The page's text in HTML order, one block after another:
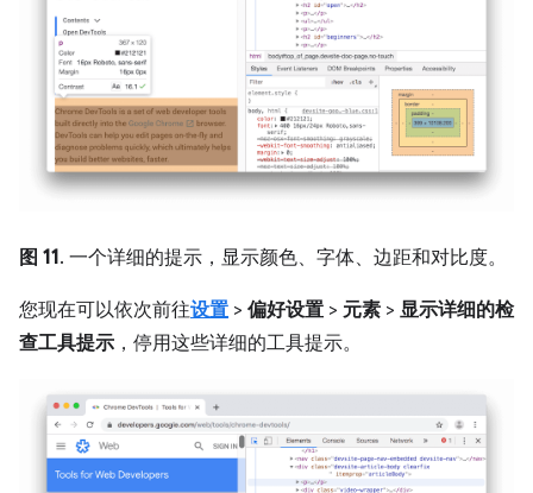
图 11. 一个详细的提示，显示颜色、字体、边距和对比度。
您现在可以依次前往设置 > 偏好设置 > 元素 > 显示详细的检
查工具提示 ，停用这些详细的工具提示。